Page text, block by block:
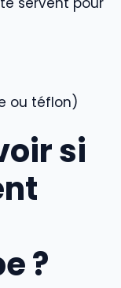
ou téflon)
si
?